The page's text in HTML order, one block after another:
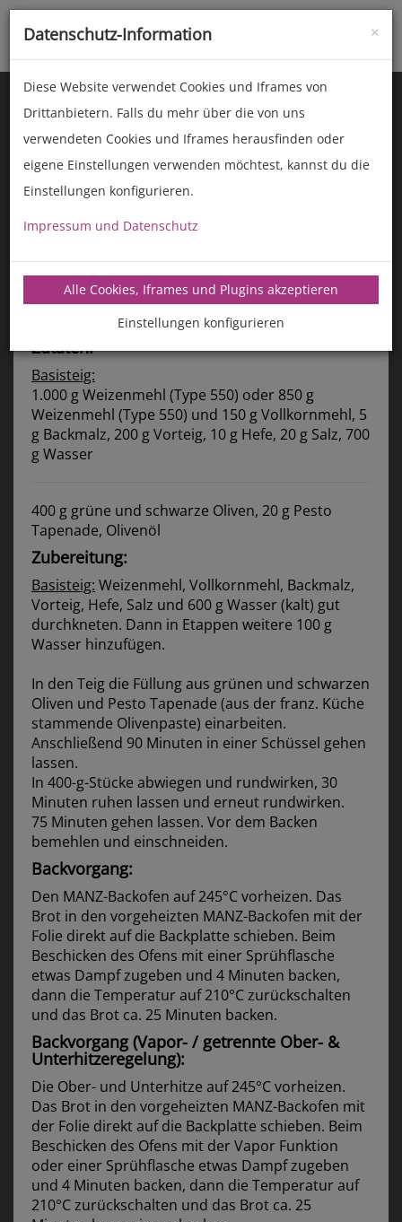
Toggle
Olivenbrot
Hans Som & Team
Zutaten:
Basisteig:
1.000 g Weizenmehl (Type 550) oder 850 g
Weizenmehl (Type 550) und 150 g Vollkornmehl, 5
g Backmalz, 200 g Vorteig, 10 g Hefe, 20 g Salz, 700
g Wasser
400 g grüne und schwarze Oliven, 20 g Pesto
Tapenade, Olivenöl
Zubereitung:
Basisteig: Weizenmehl, Vollkornmehl, Backmalz,
Vorteig, Hefe, Salz und 600 g Wasser (kalt) gut
durchkneten. Dann in Etappen weitere 100 g
Wasser hinzufügen.
In den Teig die Füllung aus grünen und schwarzen
Oliven und Pesto Tapenade (aus der franz. Küche
stammende Olivenpaste) einarbeiten.
Anschließend 90 Minuten in einer Schüssel gehen
lassen.
In 400-g-Stücke abwiegen und rundwirken, 30
Minuten ruhen lassen und erneut rundwirken.
75 Minuten gehen lassen. Vor dem Backen
bemehlen und einschneiden.
Backvorgang:
Den MANZ-Backofen auf 245°C vorheizen. Das
Brot in den vorgeheizten MANZ-Backofen mit der
Folie direkt auf die Backplatte schieben. Beim
Beschicken des Ofens mit einer Sprühflasche
etwas Dampf zugeben und 4 Minuten backen,
dann die Temperatur auf 210°C zurückschalten
und das Brot ca. 25 Minuten backen.
Backvorgang (Vapor- / getrennte Ober- &
Unterhitzeregelung):
Die Ober- und Unterhitze auf 245°C vorheizen.
Das Brot in den vorgeheizten MANZ-Backofen mit
der Folie direkt auf die Backplatte schieben. Beim
Beschicken des Ofens mit der Vapor Funktion
oder einer Sprühflasche etwas Dampf zugeben
und 4 Minuten backen, dann die Temperatur auf
210°C zurückschalten und das Brot ca. 25
×
Datenschutz-Information
Diese Website verwendet Cookies und Iframes von
Drittanbietern. Falls du mehr über die von uns
verwendeten Cookies und Iframes herausfinden oder
eigene Einstellungen verwenden möchtest, kannst du die
Einstellungen konfigurieren.
Impressum und Datenschutz
Alle Cookies, Iframes und Plugins akzeptieren
Einstellungen konfigurieren